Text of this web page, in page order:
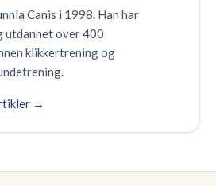
Canis i 1998. Han har
utdannet over 400
klikkertrening og
→